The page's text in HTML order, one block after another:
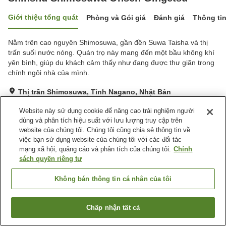
Giới thiệu tổng quát Phòng và Gói giá Đánh giá Thông
Nằm trên cao nguyên Shimosuwa, gần đền Suwa Taisha và thị
trấn suối nước nóng. Quán trọ này mang đến một bầu không khí
yên bình, giúp du khách cảm thấy như đang được thư giãn trong
chính ngôi nhà của mình.
Thị trấn Shimosuwa, Tỉnh Nagano, Nhật Bản
Tuyệt vời Đánh giá:94lượt
Tiện nghi chỗ nghỉ
Wi-Fi
Trang chủ Nhật Bản Tỉnh Nagano
Thị trấn Shimosuwa
Shinshu Shimosuwa Onsen GingetsuTìm phòng trống
Website này sử dụng cookie để nâng cao trải nghiệm người
dùng và phân tích hiệu suất với lưu lượng truy cập trên
website của chúng tôi. Chúng tôi cũng chia sẻ thông tin về
việc bạn sử dụng website của chúng tôi với các đối tác
mạng xã hội, quảng cáo và phân tích của chúng tôi. Chính
sách quyền riêng tư
Không bán thông tin cá nhân của tôi
Chấp nhận tất cả